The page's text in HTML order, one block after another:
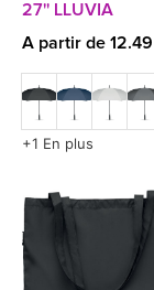
27'' LLUVIA
A partir de
+1 En plus